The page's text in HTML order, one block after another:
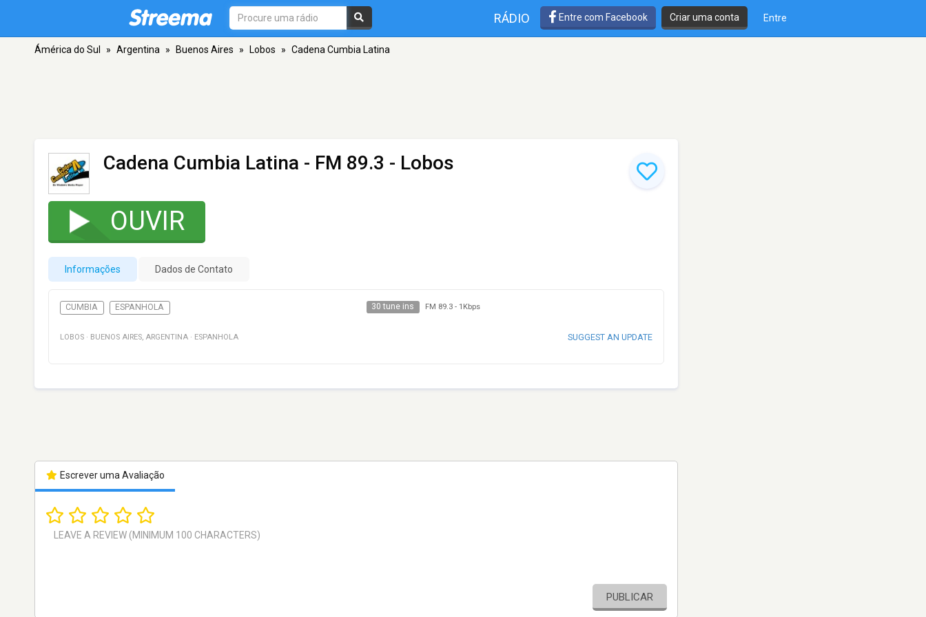
RÁDIO Entre com Facebook Criar uma conta Entre
Ámérica do Sul » Argentina » Buenos Aires » Lobos » Cadena Cumbia Latina
Cadena Cumbia Latina - FM 89.3 - Lobos
OUVIR
Informações Dados de Contato
CUMBIA ESPANHOLA 30 tune ins FM 89.3- 1Kbps
LOBOS · BUENOS AIRES, ARGENTINA · ESPANHOLA SUGGEST AN UPDATE
Escrever uma Avaliação
PUBLICAR